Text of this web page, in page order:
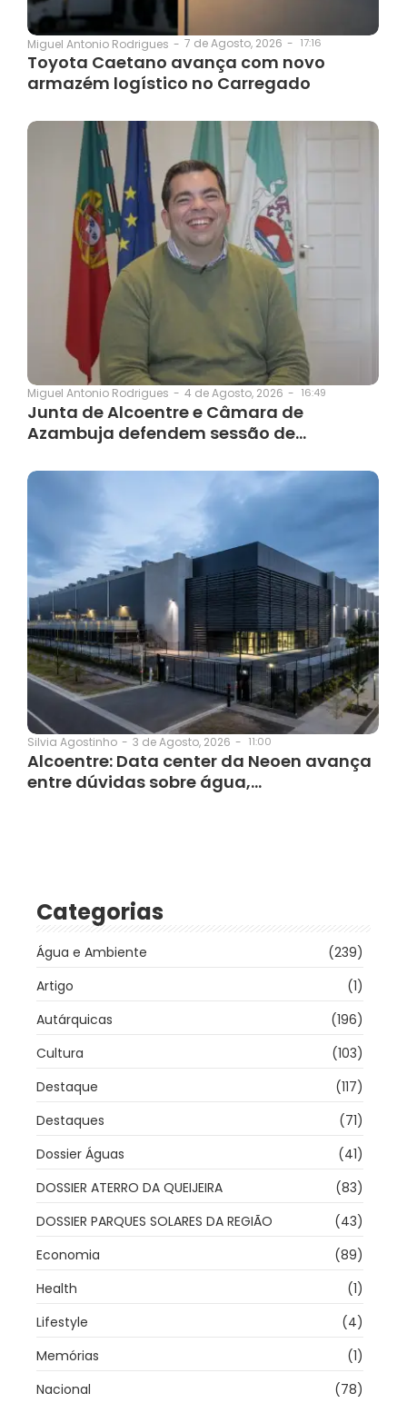
Miguel Antonio Rodrigues - 7 de Agosto, 2026 - 17:16
Toyota Caetano avança com novo
armazém logístico no Carregado
Miguel Antonio Rodrigues - 4 de Agosto, 2026 - 16:49
Junta de Alcoentre e Câmara de
Azambuja defendem sessão de…
Silvia Agostinho - 3 de Agosto, 2026 - 11:00
Alcoentre: Data center da Neoen avança
entre dúvidas sobre água,…
Categorias
Água e Ambiente
(239)
Artigo
(1)
Autárquicas
(196)
Cultura
(103)
Destaque
(117)
Destaques
(71)
Dossier Águas
(41)
DOSSIER ATERRO DA QUEIJEIRA
(83)
DOSSIER PARQUES SOLARES DA REGIÃO
(43)
Economia
(89)
Health
(1)
Lifestyle
(4)
Memórias
(1)
Nacional
(78)